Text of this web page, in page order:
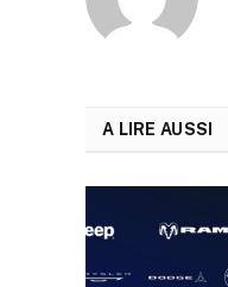
A LIRE AUSSI